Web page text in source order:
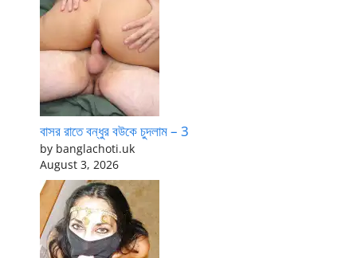
বাসর রাতে বন্ধুর বউকে চুদলাম – 3
by banglachoti.uk
August 3, 2026